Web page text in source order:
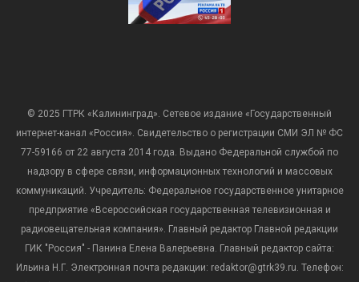
© 2025 ГТРК «Калининград». Сетевое издание «Государственный
интернет-канал «Россия». Свидетельство о регистрации СМИ ЭЛ № ФС
77-59166 от 22 августа 2014 года. Выдано Федеральной службой по
надзору в сфере связи, информационных технологий и массовых
коммуникаций. Учредитель: Федеральное государственное унитарное
предприятие «Всероссийская государственная телевизионная и
радиовещательная компания». Главный редактор Главной редакции
ГИК "Россия" - Панина Елена Валерьевна. Главный редактор сайта:
Ильина Н.Г. Электронная почта редакции: redaktor@gtrk39.ru. Телефон: